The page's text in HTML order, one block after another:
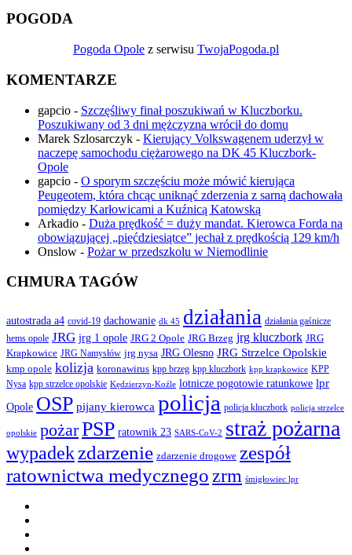
POGODA
Pogoda Opole z serwisu TwojaPogoda.pl
KOMENTARZE
gapcio - Szczęśliwy finał poszukiwań w Kluczborku.
Poszukiwany od 3 dni mężczyzna wrócił do domu
Marek Szlosarczyk - Kierujący Volkswagenem uderzył w
naczepę samochodu ciężarowego na DK 45 Kluczbork-
Opole
gapcio - O sporym szczęściu może mówić kierująca
Peugeotem, która chcąc uniknąć zderzenia z sarną dachowała
pomiędzy Karłowicami a Kuźnicą Katowską
Arkadio - Duża prędkość = duży mandat. Kierowca Forda na
obowiązującej „pięćdziesiątce” jechał z prędkością 129 km/h
Onslow - Pożar w przedszkolu w Niemodlinie
CHMURA TAGÓW
autostrada a4 covid-19 dachowanie dk 45 działania działania gaśnicze
hems opole JRG jrg 1 opole JRG 2 Opole JRG Brzeg jrg kluczbork JRG
Krapkowice JRG Namysłów jrg nysa JRG Olesno JRG Strzelce Opolskie
kmp opole kolizja koronawirus kpp brzeg kpp kluczbork kpp krapkowice KPP
Nysa kpp strzelce opolskie Kędzierzyn-Koźle lotnicze pogotowie ratunkowe lpr
Opole OSP pijany kierowca policja policja kluczbork policja strzelce
opolskie pożarPSP ratownik 23 SARS-CoV-2 straż pożarna
wypadekzdarzenie zdarzenie drogowe zespół
ratownictwa medycznego zrm śmigłowiec lpr